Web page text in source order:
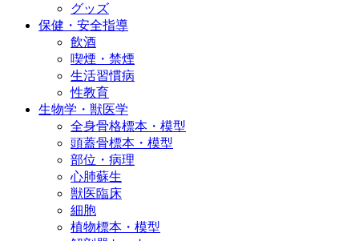
グッズ
保健・安全指導
飲酒
喫煙・禁煙
生活習慣病
性教育
生物学・獣医学
全身骨格標本・模型
頭蓋骨標本・模型
部位・病理
心肺蘇生
獣医臨床
細胞
植物標本・模型